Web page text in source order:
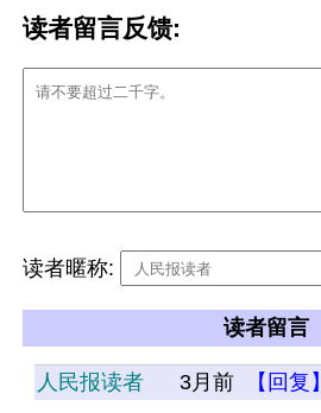
读者留言反馈:
读者暱称:
读者留言
人民报读者 3月前
【回复】